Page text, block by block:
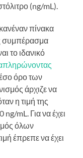
(ng/mL).
πίνακα
συμπέρασμα
το ιδανικό
όρο των
άρχιζε να
η τιμή της
mL. Για να έχει
όλων
έπρεπε να έχει